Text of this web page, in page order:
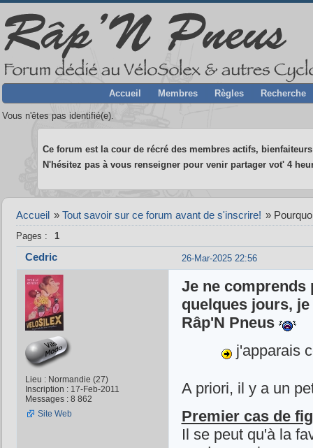
Accueil Membres Règles Recherche
Vous n'êtes pas identifié(e).
Ce forum est la cour de récré des membres actifs,
N'hésitez pas à vous renseigner pour venir partager vot' 4
Accueil » Tout savoir sur ce forum avant de s'inscrire! »
Pages : 1
26-Mar-2025 22:56
Cedric
Lieu : Normandie (27)
Inscription : 17-Feb-2011
Messages : 8 862
Site Web
Je ne comprends
quelques jours,
Râp'N Pneus
j'apparais
A priori, il y a un
Premier cas de
Il se peut qu'à la